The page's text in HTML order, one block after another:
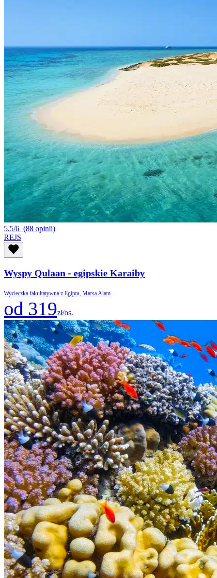
5.5/6 (88 opinii)
REJS
Wyspy Qulaan - egipskie Karaiby
Wycieczka fakultatywna z Egiptu, Marsa Alam
od 319zł/os.